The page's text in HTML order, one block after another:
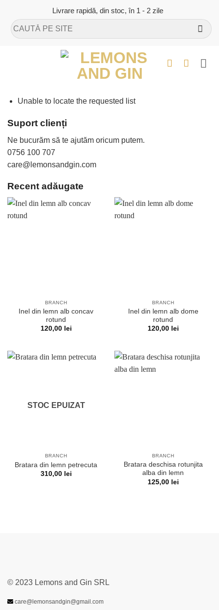
content
Livrare rapidă, din stoc, în 1 - 2 zile
Caută
după:
Unable to locate the requested list
Suport clienți
Ne bucurăm să te ajutăm oricum putem.
0756 100 707
care@lemonsandgin.com
Recent adăugate
BRANCH
Inel din lemn alb concav
rotund
120,00 lei
BRANCH
Inel din lemn alb dome
rotund
120,00 lei
STOC EPUIZAT
BRANCH
Bratara din lemn petrecuta
310,00 lei
BRANCH
Bratara deschisa rotunjita
alba din lemn
125,00 lei
© 2023 Lemons and Gin SRL
care@lemonsandgin@gmail.com